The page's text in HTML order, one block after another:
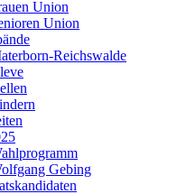
Union
Union
Reichswalde
Gebing